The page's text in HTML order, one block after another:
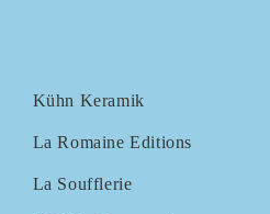
Kühn Keramik
La Romaine Editions
La Soufflerie